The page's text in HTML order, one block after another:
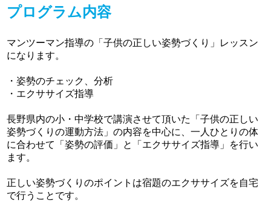
プログラム内容
マンツーマン指導の「子供の正しい姿勢づくり」レッスン
になります。
・姿勢のチェック、分析
・エクササイズ指導
長野県内の小・中学校で講演させて頂いた「子供の正しい
姿勢づくりの運動方法」の内容を中心に、一人ひとりの体
に合わせて「姿勢の評価」と「エクササイズ指導」を行い
ます。
正しい姿勢づくりのポイントは宿題のエクササイズを自宅
で行うことです。